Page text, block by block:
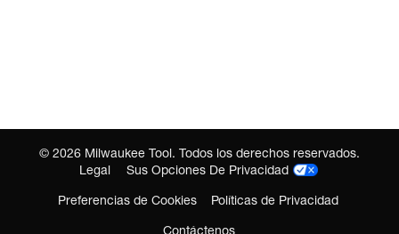
© 2026 Milwaukee Tool. Todos los derechos reservados.
Legal
Sus Opciones De Privacidad
Preferencias de Cookies
Políticas de Privacidad
Contáctenos